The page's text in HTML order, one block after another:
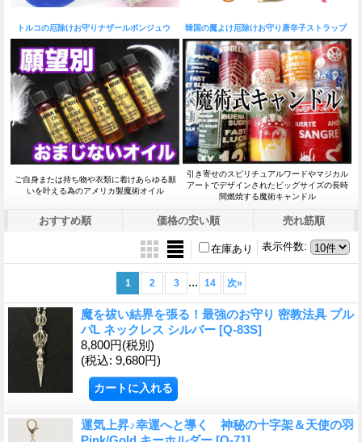
トルコの厄除けお守りナザールボンジュウ 韓国の魔よけ厄除けお守り唐辛子ストラップ
ご自身または持ち物や衣類に着けあらゆる願
いを叶える為のアメリカ製魔術オイル
引き寄せのスピリチュアルワードやマジカル
アートでデザインされたビッグサイズの長時
間燃焼する魔術キャンドル
おすすめ順 価格の安い順 売れ筋順
表示件数:
在庫あり
1 2 3 ... 14 次»
魔を祓い結界を張る！最強のお守り 密教法具 プル
パL ネックレス シルバー [Q-83S]
8,800円(税別)
(税込: 9,680円)
運気上昇♪幸運へと導く 神秘の十字架＆天使の羽